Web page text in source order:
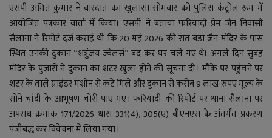
English Hiindi
एसपी अमित कुमार ने वारदात का खुलासा सोमवार को पुलिस कंट्रोल रूम में
आयोजित पत्रकार वार्ता में किया। एसपी ने बताया फरियादी प्रेम जैन निवासी
सैलाना ने रिपोर्ट दर्ज कराई थी कि 20 मई 2026 की रात बड़ा जैन मंदिर के पास
स्थित उनकी दुकान “शत्रुंजय ज्वेलर्स” बंद कर घर चले गए थे। अगले दिन सुबह
मंदिर के पुजारी ने दुकान का शटर खुला होने की सूचना दी। मौके पर पहुंचने पर
शटर के ताले ग्राइंडर मशीन से कटे मिले और दुकान से करीब 9 लाख रुपए मूल्य के
सोने-चांदी के आभूषण चोरी पाए गए। फरियादी की रिपोर्ट पर थाना सैलाना पर
अपराध क्रमांक 171/2026 धारा 331(4), 305(ए) बीएनएस के अंतर्गत प्रकरण
पंजीबद्ध कर विवेचना में लिया गया।